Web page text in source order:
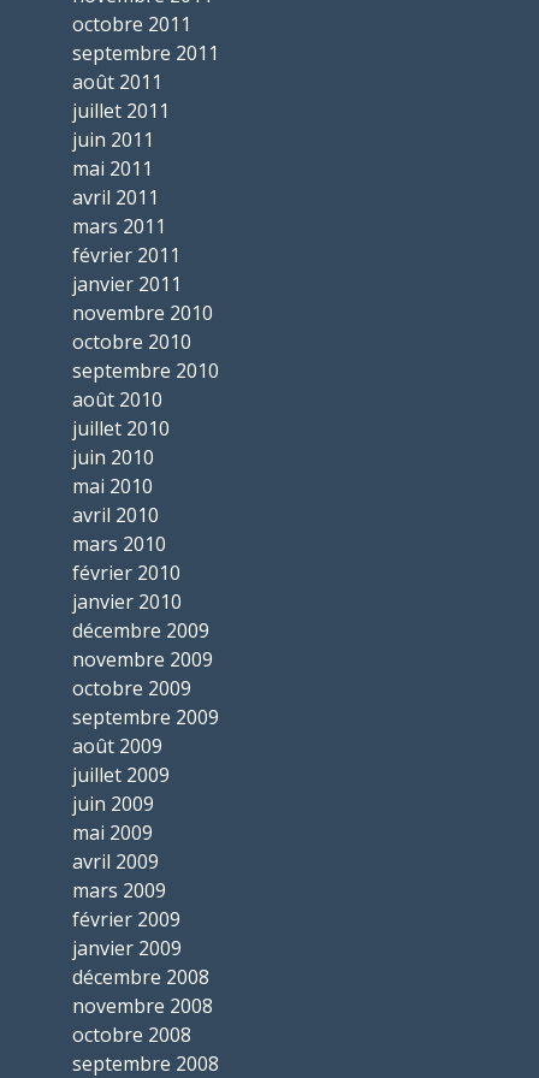
octobre 2011
septembre 2011
août 2011
juillet 2011
juin 2011
mai 2011
avril 2011
mars 2011
février 2011
janvier 2011
novembre 2010
octobre 2010
septembre 2010
août 2010
juillet 2010
juin 2010
mai 2010
avril 2010
mars 2010
février 2010
janvier 2010
décembre 2009
novembre 2009
octobre 2009
septembre 2009
août 2009
juillet 2009
juin 2009
mai 2009
avril 2009
mars 2009
février 2009
janvier 2009
décembre 2008
novembre 2008
octobre 2008
septembre 2008